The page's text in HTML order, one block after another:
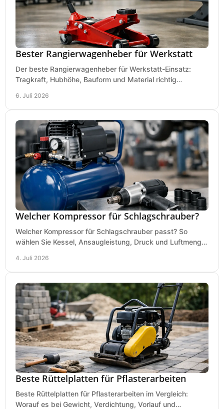
Bester Rangierwagenheber für Werkstatt
Der beste Rangierwagenheber für Werkstatt-Einsatz:
Tragkraft, Hubhöhe, Bauform und Material richtig
6. Juli 2026
Welcher Kompressor für Schlagschrauber?
Welcher Kompressor für Schlagschrauber passt? So
wählen Sie Kessel, Ansaugleistung, Druck und Luftmenge
4. Juli 2026
Beste Rüttelplatten für Pflasterarbeiten
Beste Rüttelplatten für Pflasterarbeiten im Vergleich:
Worauf es bei Gewicht, Verdichtung, Vorlauf und